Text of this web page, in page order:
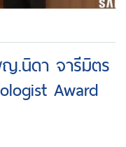
.นิดา จารีมิตร
Award